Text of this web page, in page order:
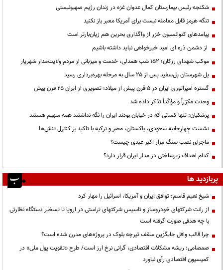
شکنجه رئیس بیمارستان کمال عدوان غزه در زندان رژیم صهیونیستی
تنگه هرمز قابل معامله نیست برای آمریکا معبر باز نکنید
پیامدهای کنوانسیون خزر از واگذاری بحرین هم زیان‌بارتر است
از دشمن ذره ای امید خیرخواهی نباید داشته باشیم
موکب شهدای رزکان؛ ۱۵۲ شب همدلی، خدمت و میزبانی از مردم ولایت‌مدار شهریار
پل شهرستان پل‌سفید پس از ۲۵ سال به مرحله بهره‌برداری رسید
گستره امپراتوری ایران در ۵ قرن پیش از میلاد؛ تصویری از ایران ۲۵ قرن پیش
وحدت مکرّراً و مؤکّداً تذکر داده شد
پزشکیان: تنها کسانی که در خیابان بودند ایران را نگه نداشتند همه سهیم هستند
نشست چهارجانبه سعودی، پاکستان، مصر و ترکیه با تاکید بر کنترل تنش‌ها
ماجرای نصب سنگ مزار اکبر عبدی چیست؟
کدام اهداف زیرساختی در مدار ایران قرار دارد؟
پربازدید ها
شیخ نعیم قاسم: توافق ایران و آمریکا، اسرائیل را مهار کرد
از رانت‌ شرکتهای خودروساز و تاسیس شرکتهای تراستی در اروپا تا تسخیر دستگاه نظارتی
با چه هدفی صورت گرفته است
چرا قالب وافل جایگزین سقف تیرچه بلوک در پروژه‌های مدرن شده است؟
صمصامی: ریشه مشکلات اقتصادی، گرانی نرخ ارز است/ طرح «تقویت پول ملی» در
کمیسیون اقتصادی رأی نیاورد